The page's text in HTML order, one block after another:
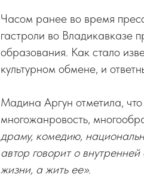
Часом ранее во время
гастроли во Владикавказе
образования. Как стало
культурном обмене, и
Мадина Аргун отметила,
многожанровость,
драму, комедию,
автор говорит о
жизни, а жить ее».